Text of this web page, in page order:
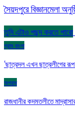
সৈয়দপুরে বিজ্ঞানমেলা
তুমি এটাও পছন্দ করতে পারো
গ্রাম বাংলা
‘ছাত্রদল এখন ছাত্রলীগের রূপ
অপরাধ
রাজধানীর কদমতলীতে